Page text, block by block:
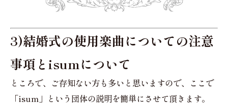
3)結婚式の使用楽曲についての注意
事項とisumについて
ところで、ご存知ない方も多いと思いますので、ここで
「isum」という団体の説明を簡単にさせて頂きます。